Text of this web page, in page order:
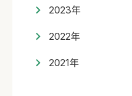
2023年
2022年
2021年